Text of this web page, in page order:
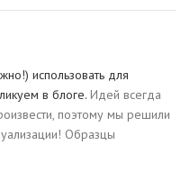
использовать для
в блоге. Идей всегда
поэтому мы решили
Образцы